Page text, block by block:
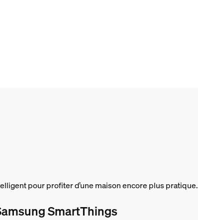
pour profiter d’une maison encore plus pratique.
SmartThings